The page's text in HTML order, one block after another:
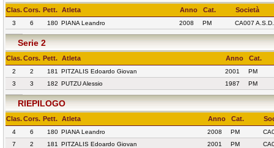
Clas.Cors. Pett. Atleta Anno Cat. Società
3 6 180 PIANA Leandro 2008 PM CA007
Serie 2
Clas.Cors. Pett. Atleta Anno Cat.
2 2 181 PITZALIS Edoardo Giovan 2001
PM
3
3 182 PUTZU Alessio 1987 PM
RIEPILOGO
Clas.Cors. Pett. Atleta Anno Cat.
4 6 180 PIANA Leandro 2008 PM
7
2 181 PITZALIS Edoardo Giovan 2001 PM